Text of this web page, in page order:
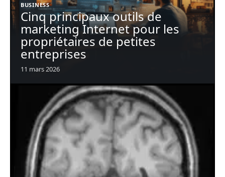
BUSINESS
Cinq principaux outils de
marketing Internet pour les
propriétaires de petites
entreprises
11 mars 2026